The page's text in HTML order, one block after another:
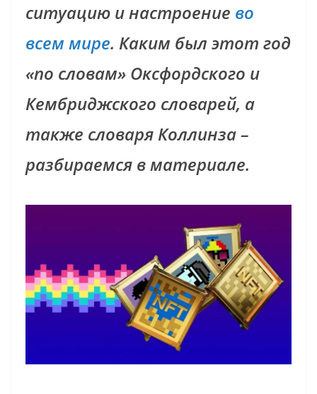
ситуацию и настроение во
всем мире. Каким был этот год
«по словам» Оксфордского и
Кембриджского словарей, а
также словаря Коллинза –
разбираемся в материале.